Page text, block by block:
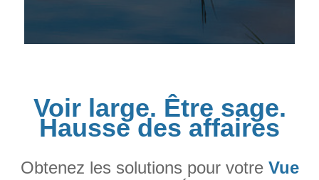
Voir large. Être sage.
Hausse des affaires
Obtenez les solutions pour votre Vue